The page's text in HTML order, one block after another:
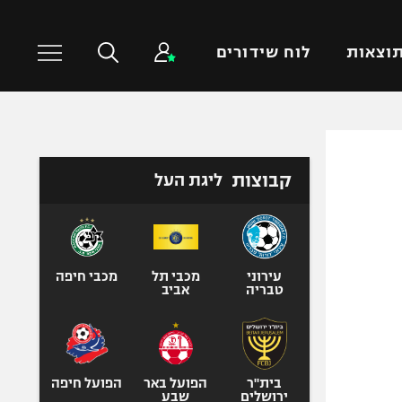
תוצאות לוח שידורים
טניס
כדורעף
ספורט אולימפי
קבוצות ליגת העל
עירוני
טבריה
מכבי תל
אביב
מכבי חיפה
בית"ר
ירושלים
הפועל באר
שבע
הפועל חיפה